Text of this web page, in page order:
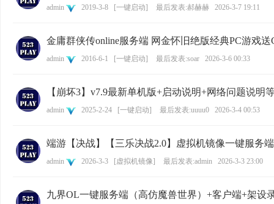
admin 2019-3-8 [一键启动] 最后发表:郝赫赫 2026-3-7 19:11
金庸群侠传online服务端 网金怀旧绝版经典PC游戏送
admin 2016-6-1 [一键启动] 最后发表:soar 2026-3-6 00:33
【崩坏3】v7.9最新单机版+启动说明+网络问题说明
admin 2025-2-24 [一键启动] 最后发表:uuuu0 2026-3-4 00:53
端游【决战】【三乐决战2.0】虚拟机镜像一键服务
admin 2026-3-3 [虚拟机镜像] 最后发表:admin 2026-3-3 23:00
九界OL一键服务端（高仿魔兽世界）+客户端+架设